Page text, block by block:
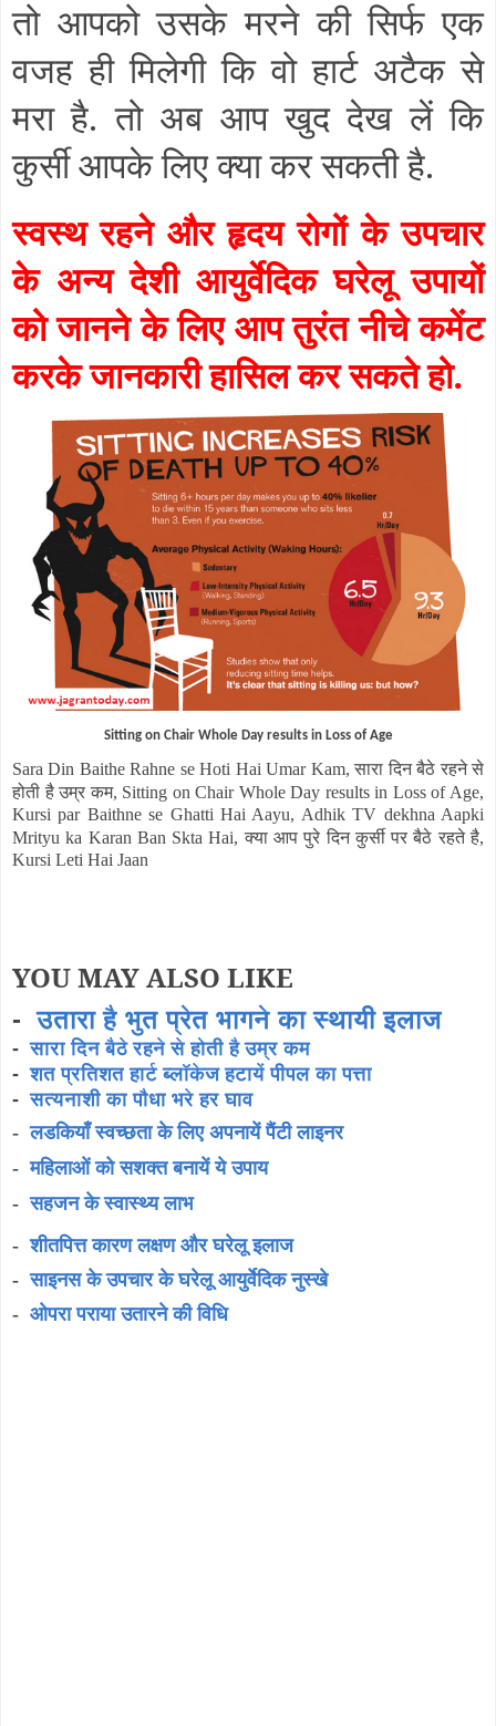
तो आपको उसके मरने की सिर्फ एक
वजह ही मिलेगी कि वो हार्ट अटैक से
मरा है. तो अब आप खुद देख लें कि
कुर्सी आपके लिए क्या कर सकती है.
स्वस्थ रहने और हृदय रोगों के उपचार
के अन्य देशी आयुर्वेदिक घरेलू उपायों
को जानने के लिए आप तुरंत नीचे कमेंट
करके जानकारी हासिल कर सकते हो.
Sitting on Chair Whole Day results in Loss of Age
Sara Din Baithe Rahne se Hoti Hai Umar Kam,सारा दिन बैठे रहने से
होती है उम्र कम, Sitting on Chair Whole Day results in Loss of Age,
Kursi par Baithne se Ghatti Hai Aayu, Adhik TV dekhna Aapki
Mrityu ka Karan Ban Skta Hai,क्या आप पुरे दिन कुर्सी पर बैठे रहते है,
Kursi Leti Hai Jaan
YOU MAY ALSO LIKE
-उतारा है भुत प्रेत भागने का स्थायी इलाज
-सारा दिन बैठे रहने से होती है उम्र कम
-शत प्रतिशत हार्ट ब्लॉकेज हटायें पीपल का पत्ता
-सत्यनाशी का पौधा भरे हर घाव
-लडकियाँ स्वच्छता के लिए अपनायें पैंटी लाइनर
-महिलाओं को सशक्त बनायें ये उपाय
-सहजन के स्वास्थ्य लाभ
-शीतपित्त कारण लक्षण और घरेलू इलाज
-साइनस के उपचार के घरेलू आयुर्वेदिक नुस्खे
- ओपरा पराया उतारने की विधि